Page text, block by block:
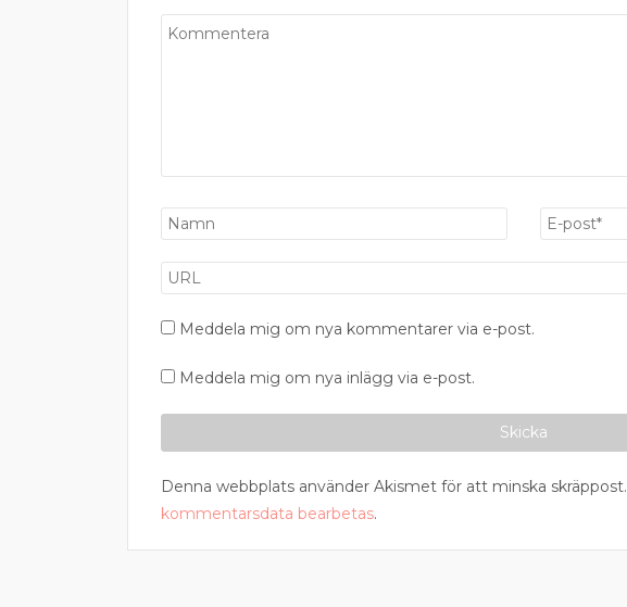
Meddela mig om nya kommentarer via e-post.
Meddela mig om nya inlägg via e-post.
Denna webbplats använder Akismet för att minska skräppost.
kommentarsdata bearbetas.